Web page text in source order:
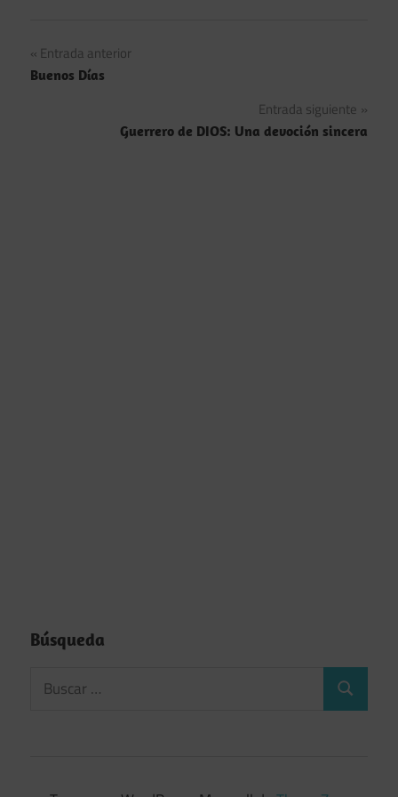
Navegación
de
entradas
Entrada anterior
Buenos Días
Entrada siguiente
Guerrero de DIOS: Una devoción sincera
Búsqueda